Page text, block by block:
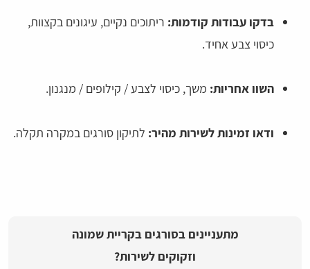
בדקו עבודות קודמות: ריתוכים נקיים, עיגונים בקצוות,
כיסוי צבע אחיד.
השוו אחריות: משך, כיסוי לצבע / קילופים / מנגנון.
ודאו זמינות לשירות מהיר: לתיקון סורגים במקרה תקלה.
מתעניינים בסורגים בקריית שמונה
וזקוקים לשירות?